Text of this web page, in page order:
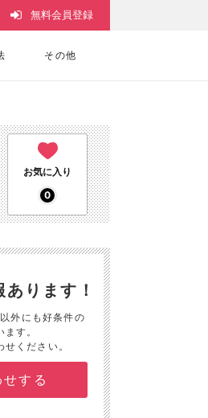
その他
無料会員登録
お気に入り
0
ります！
外にも好条件の
す。
ください。
する